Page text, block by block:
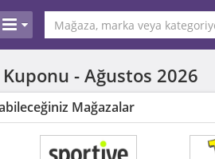
- Ağustos 2026
Mağazalar